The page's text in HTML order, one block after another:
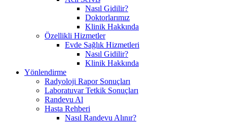
Nasıl Gidilir?
Doktorlarımız
Klinik Hakkında
Özellikli Hizmetler
Evde Sağlık Hizmetleri
Nasıl Gidilir?
Klinik Hakkında
Yönlendirme
Radyoloji Rapor Sonuçları
Laboratuvar Tetkik Sonuçları
Randevu Al
Hasta Rehberi
Nasıl Randevu Alınır?